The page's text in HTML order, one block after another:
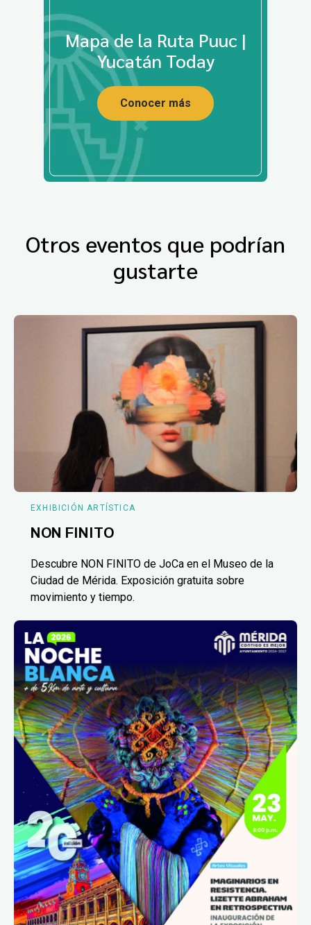
Mapa de la Ruta Puuc |
Yucatán Today
Conocer más
Otros eventos que podrían
gustarte
EXHIBICIÓN ARTÍSTICA
NON FINITO
Descubre NON FINITO de JoCa en el Museo de la
Ciudad de Mérida. Exposición gratuita sobre
movimiento y tiempo.